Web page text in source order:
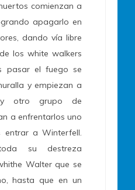
comienzan a
apagarlo en
dando vía libre
los white walkers
pasar el fuego se
y empiezan a
otro grupo de
a enfrentarlos uno
entrar a Winterfell.
su destreza
Walter que se
hasta que en un